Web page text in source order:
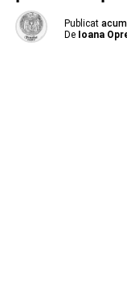
Publicat
De Ioana